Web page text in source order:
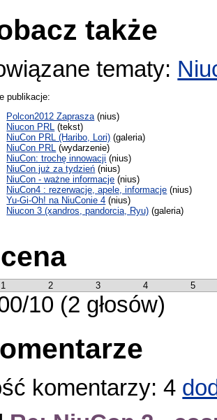
także
tematy:
publikacje:
Polcon2012 Zaprasza(nius)
Niucon PRL (tekst)
NiuCon PRL (Haribo, Lori) (galeria)
NiuCon PRL (wydarzenie)
NiuCon: trochę innowacji (nius)
NiuCon już za tydzień (nius)
NiuCon - ważne informacje (nius)
NiuCon4 : rezerwacje, apele, informacje (nius)
Yu-Gi-Oh! na NiuConie 4 (nius)
Niucon 3 (xandros, pandorcia, Ryu) (galeria)
1 2 3 4 5
10 (2 głosów)
komentarzy: 4